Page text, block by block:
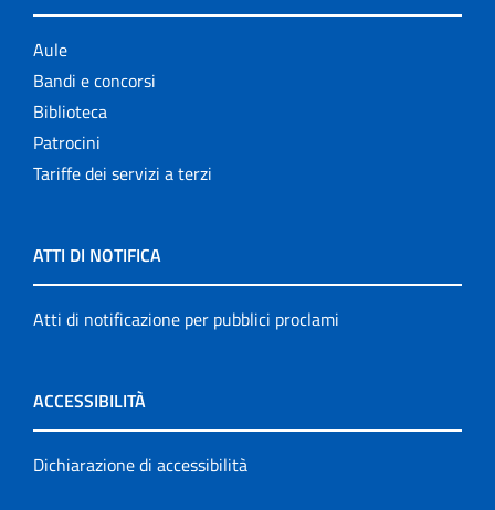
Aule
Bandi e concorsi
Biblioteca
Patrocini
Tariffe dei servizi a terzi
ATTI DI NOTIFICA
Atti di notificazione per pubblici proclami
ACCESSIBILITÀ
Dichiarazione di accessibilità